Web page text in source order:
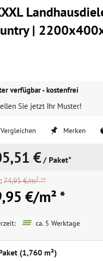
|
verfügbar - kostenfrei
Sie jetzt Ihr Muster!
Vergleichen Merken
€ / Paket*
74,95 €/m² **
€/m² *
ca. 5 Werktage